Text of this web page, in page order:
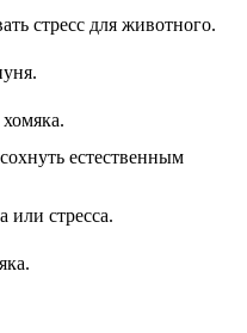
стресс для животного.
естественным
стресса.